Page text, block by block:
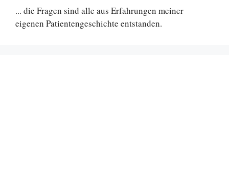
... die Fragen sind alle aus Erfahrungen meiner
eigenen Patientengeschichte entstanden.